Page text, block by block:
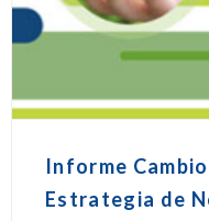
Informe
Estrategia de